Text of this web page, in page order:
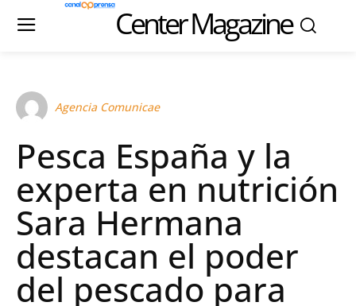
Center Magazine
Agencia Comunicae
Pesca España y la
experta en nutrición
Sara Hermana
destacan el poder
del pescado para